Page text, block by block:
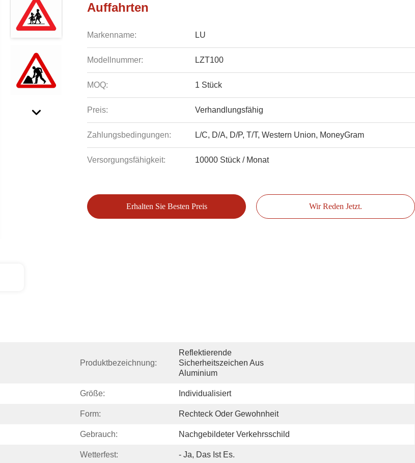
Auffahrten
Markenname: LU
Modellnummer: LZT100
MOQ: 1 Stück
Preis: Verhandlungsfähig
Zahlungsbedingungen: L/C, D/A, D/P, T/T, Western Union, MoneyGram
Versorgungsfähigkeit: 10000 Stück / Monat
Erhalten Sie Besten Preis Wir Reden Jetzt.
Produktbezeichnung:
Reflektierende
Sicherheitszeichen Aus
Aluminium
Größe: Individualisiert
Form: Rechteck Oder Gewohnheit
Gebrauch: Nachgebildeter Verkehrsschild
Wetterfest: - Ja, Das Ist Es.